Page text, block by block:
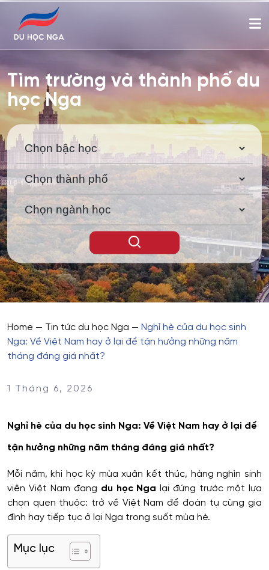
Tìm trường và thành phố du
học Nga
Home — Tin tức du học Nga — Nghỉ hè của du học sinh
Nga: Về Việt Nam hay ở lại để tận hưởng những năm
tháng đáng giá nhất?
1 Tháng 6, 2026
Nghỉ hè của du học sinh Nga: Về Việt Nam hay ở lại để
tận hưởng những năm tháng đáng giá nhất?
Mỗi năm, khi học kỳ mùa xuân kết thúc, hàng nghìn sinh
viên Việt Nam đang du học Nga lại đứng trước một lựa
chọn quen thuộc: trở về Việt Nam để đoàn tụ cùng gia
đình hay tiếp tục ở lại Nga trong suốt mùa hè.
Mục lục